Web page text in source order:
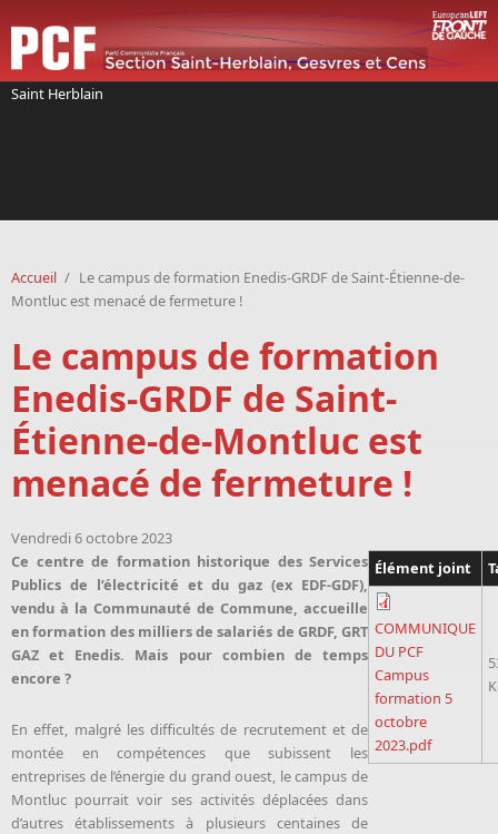
Saint Herblain
Accueil / Le campus de formation Enedis-GRDF de Saint-Étienne-de-
Montluc est menacé de fermeture !
Le campus de formation
Enedis-GRDF de Saint-
Étienne-de-Montluc est
menacé de fermeture !
Vendredi 6 octobre 2023
Ce centre de formation historique des Services
Publics de l’électricité et du gaz (ex EDF-GDF),
vendu à la Communauté de Commune, accueille
en formation des milliers de salariés de GRDF, GRT
GAZ et Enedis. Mais pour combien de temps
encore ?
En effet, malgré les difficultés de recrutement et de
montée en compétences que subissent les
entreprises de l’énergie du grand ouest, le campus de
Montluc pourrait voir ses activités déplacées dans
d’autres établissements à plusieurs centaines de
Élément joint
COMMUNIQUE
DU PCF
Campus
formation 5
octobre
2023.pdf